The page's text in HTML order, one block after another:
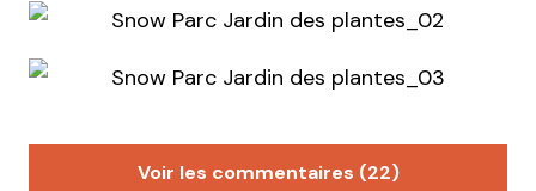
Voir les commentaires (22)